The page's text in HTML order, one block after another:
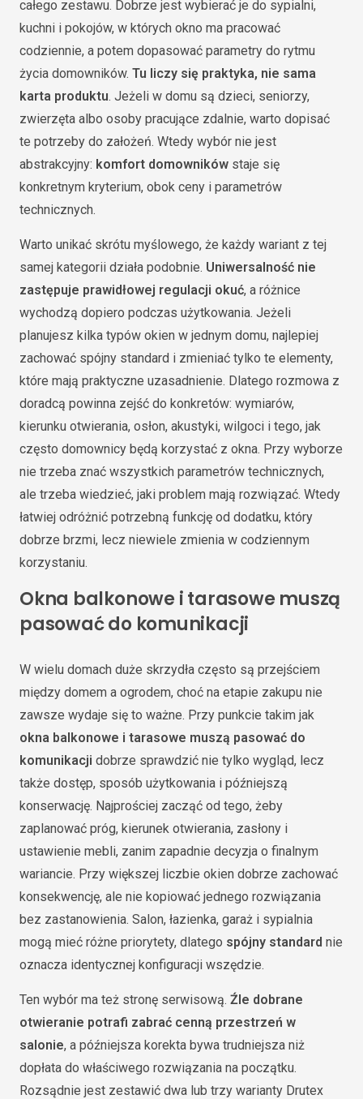
całego zestawu. Dobrze jest wybierać je do sypialni,
kuchni i pokojów, w których okno ma pracować
codziennie, a potem dopasować parametry do rytmu
życia domowników. Tu liczy się praktyka, nie sama
karta produktu. Jeżeli w domu są dzieci, seniorzy,
zwierzęta albo osoby pracujące zdalnie, warto dopisać
te potrzeby do założeń. Wtedy wybór nie jest
abstrakcyjny: komfort domowników staje się
konkretnym kryterium, obok ceny i parametrów
technicznych.
Warto unikać skrótu myślowego, że każdy wariant z tej
samej kategorii działa podobnie. Uniwersalność nie
zastępuje prawidłowej regulacji okuć, a różnice
wychodzą dopiero podczas użytkowania. Jeżeli
planujesz kilka typów okien w jednym domu, najlepiej
zachować spójny standard i zmieniać tylko te elementy,
które mają praktyczne uzasadnienie. Dlatego rozmowa z
doradcą powinna zejść do konkretów: wymiarów,
kierunku otwierania, osłon, akustyki, wilgoci i tego, jak
często domownicy będą korzystać z okna. Przy wyborze
nie trzeba znać wszystkich parametrów technicznych,
ale trzeba wiedzieć, jaki problem mają rozwiązać. Wtedy
łatwiej odróżnić potrzebną funkcję od dodatku, który
dobrze brzmi, lecz niewiele zmienia w codziennym
korzystaniu.
Okna balkonowe i tarasowe muszą
pasować do komunikacji
W wielu domach duże skrzydła często są przejściem
między domem a ogrodem, choć na etapie zakupu nie
zawsze wydaje się to ważne. Przy punkcie takim jak
okna balkonowe i tarasowe muszą pasować do
komunikacji dobrze sprawdzić nie tylko wygląd, lecz
także dostęp, sposób użytkowania i późniejszą
konserwację. Najprościej zacząć od tego, żeby
zaplanować próg, kierunek otwierania, zasłony i
ustawienie mebli, zanim zapadnie decyzja o finalnym
wariancie. Przy większej liczbie okien dobrze zachować
konsekwencję, ale nie kopiować jednego rozwiązania
bez zastanowienia. Salon, łazienka, garaż i sypialnia
mogą mieć różne priorytety, dlatego spójny standard nie
oznacza identycznej konfiguracji wszędzie.
Ten wybór ma też stronę serwisową. Źle dobrane
otwieranie potrafi zabrać cenną przestrzeń w
salonie, a późniejsza korekta bywa trudniejsza niż
dopłata do właściwego rozwiązania na początku.
Rozsądnie jest zestawić dwa lub trzy warianty Drutex